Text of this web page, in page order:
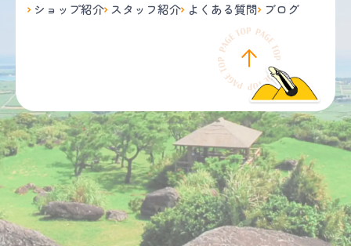
ショップ紹介 スタッフ紹介 よくある質問 ブログ